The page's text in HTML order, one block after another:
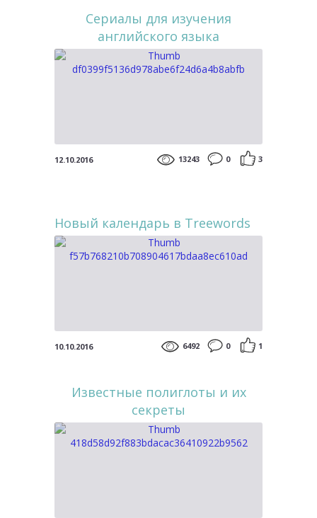
Сериалы для изучения
английского языка
12.10.2016 13243 0 3
Новый календарь в Treewords
10.10.2016 6492 0 1
Известные полиглоты и их
секреты